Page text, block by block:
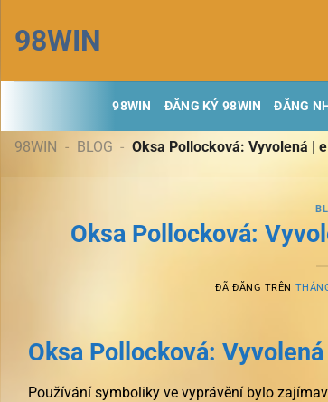
đến
nội
dung
98WIN
98WIN ĐĂNG KÝ 98WIN ĐĂNG
98WIN - BLOG - Oksa Pollocková: Vyvolená |
Oksa Pollocková:
ĐÃ ĐĂNG TRÊN
Oksa Pollocková:
Používání symboliky ve vyprávění bylo